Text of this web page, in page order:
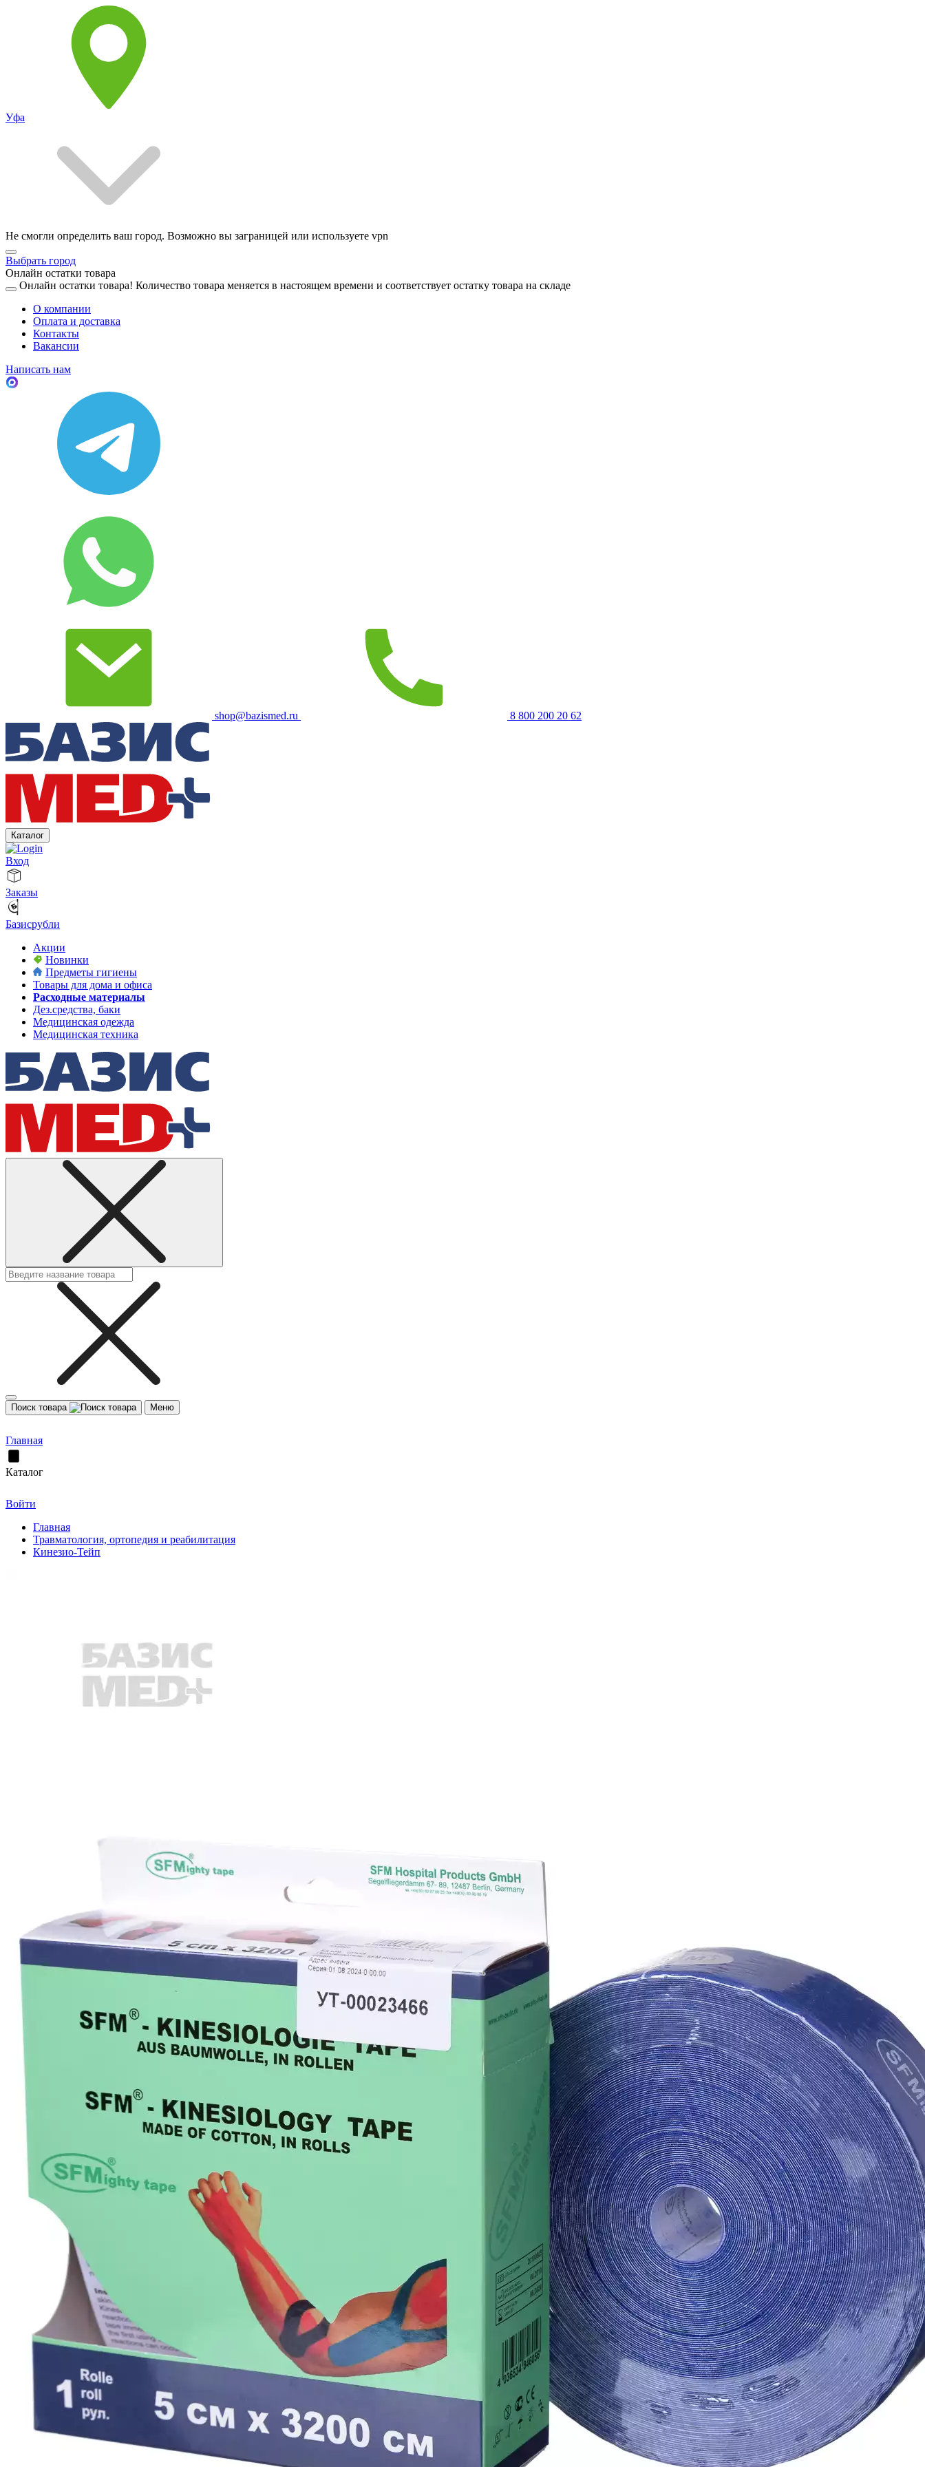
Уфа
Не смогли определить ваш город. Возможно вы заграницей или используете vpn
Выбрать город
Онлайн остатки товара
Онлайн остатки товара! Количество товара меняется в настоящем времени и соответствует остатку товара на складе
О компании
Оплата и доставка
Контакты
Вакансии
Написать нам
shop@bazismed.ru 8 800 200 20 62
Каталог
Вход
Заказы
Базисрубли
Акции
Новинки
Предметы гигиены
Товары для дома и офиса
Расходные материалы
Дез.средства, баки
Медицинская одежда
Медицинская техника
Поиск товара Меню
Главная
Каталог
Войти
Главная
Травматология, ортопедия и реабилитация
Кинезио-Тейп